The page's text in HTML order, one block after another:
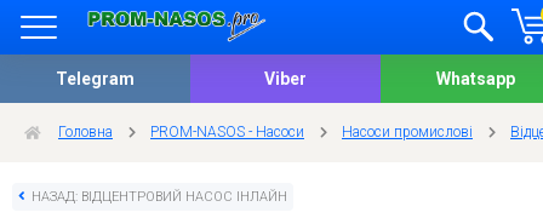
Telegram Viber Whatsapp
Головна PROM-NASOS - Насоси Насоси промислові
НАЗАД: ВІДЦЕНТРОВИЙ НАСОС ІНЛАЙН